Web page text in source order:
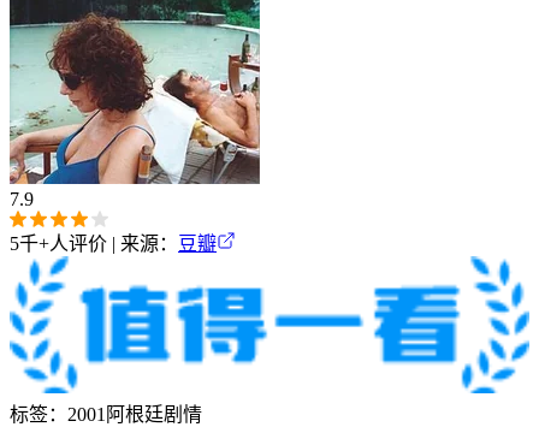
7.9
5千+人评价 | 来源： 豆瓣
标签： 2001 阿根廷剧情